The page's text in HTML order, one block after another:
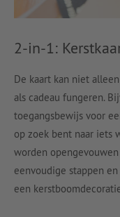
2-in-1:
De kaart kan niet
als cadeau fungeren.
toegangsbewijs voor
op zoek bent naar iets
worden
eenvoudige stappen
een